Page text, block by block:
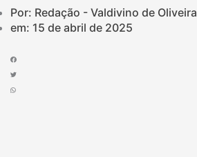
Por: Redação - Valdivino de Oliveira
em: 15 de abril de 2025